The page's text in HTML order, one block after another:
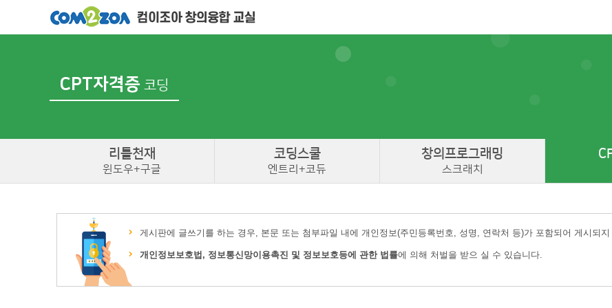
CPT자격증 코딩
리틀천재
윈도우+구글
코딩스쿨
엔트리+코듀
창의프로그래밍
스크래치
게시판에 글쓰기를 하는 경우, 본문 또는 첨부파일 내에 개인정보(주민등록번호, 성명, 연락처 등)가 포함되어 게시되
개인정보보호법, 정보통신망이용촉진 및 정보보호등에 관한 법률에 의해 처벌을 받으 실 수 있습니다.